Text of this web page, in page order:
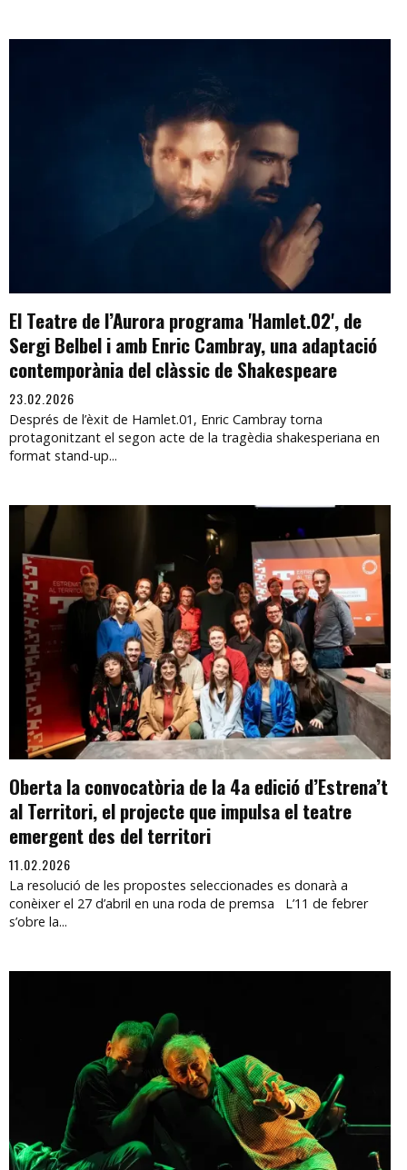
El Teatre de l’Aurora programa 'Hamlet.02', de
Sergi Belbel i amb Enric Cambray, una adaptació
contemporània del clàssic de Shakespeare
23.02.2026
Després de l’èxit de Hamlet.01, Enric Cambray torna
protagonitzant el segon acte de la tragèdia shakesperiana en
format stand-up...
Oberta la convocatòria de la 4a edició d’Estrena’t
al Territori, el projecte que impulsa el teatre
emergent des del territori
11.02.2026
La resolució de les propostes seleccionades es donarà a
conèixer el 27 d’abril en una roda de premsa L’11 de febrer
s’obre la...